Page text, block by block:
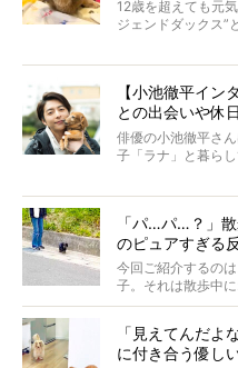
こでわたしたちは
『Ta-Ta(タータ)』
愛犬家の83％が「
か届きますように。
12歳を超えても元
ジェンドダックス
オーナーさんに伺
く」というオーナ
育てられ、18歳に
たというココアく
【小池徹平イン
との出会いや休
れてー
俳優の小池徹平さ
子「ラナ」と暮ら
ラナは、現在８才
ケメンから愛され
からプレゼントし
してくれました。
「パ…パ…？」
のピュアすぎる
今回ご紹介するの
子。それは散歩中
戸惑って歩きを止
「見えてんだよ
に付き合う優し